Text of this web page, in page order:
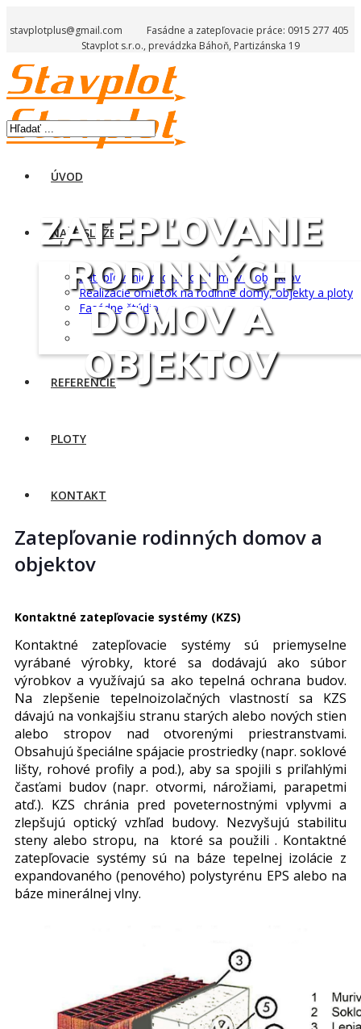
stavplotplus@gmail.com Fasádne a zatepľovacie práce: 0915 277 405
Stavplot s.r.o., prevádzka Báhoň, Partizánska 19
ÚVOD
NAŠE SLUŽBY
Zatepľovanie rodinných domov a objektov
Realizácie omietok na rodinné domy, objekty a ploty
Fasádne štúdio
REFERENCIE
PLOTY
KONTAKT
ZATEPĽOVANIE
RODINNÝCH
DOMOV A
OBJEKTOV
Zatepľovanie rodinných domov a
objektov
Kontaktné zatepľovacie systémy (KZS)
Kontaktné zatepľovacie systémy sú priemyselne
vyrábané výrobky, ktoré sa dodávajú ako súbor
výrobkov a využívajú sa ako tepelná ochrana budov.
Na zlepšenie tepelnoizolačných vlastností sa KZS
dávajú na vonkajšiu stranu starých alebo nových stien
alebo stropov nad otvorenými priestranstvami.
Obsahujú špeciálne spájacie prostriedky (napr. soklové
lišty, rohové profily a pod.), aby sa spojili s priľahlými
časťami budov (napr. otvormi, nárožiami, parapetmi
atď.). KZS chránia pred poveternostnými vplyvmi a
zlepšujú optický vzhľad budovy. Nezvyšujú stabilitu
steny alebo stropu, na ktoré sa použili . Kontaktné
zatepľovacie systémy sú na báze tepelnej izolácie z
expandovaného (penového) polystyrénu EPS alebo na
báze minerálnej vlny.